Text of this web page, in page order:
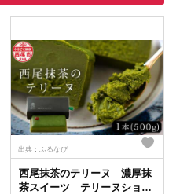
出典：ふるなび
西尾抹茶のテリーヌ 濃厚抹
茶スイーツ テリーヌショコ